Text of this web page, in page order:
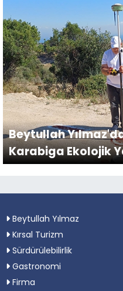
Beytullah
Karabiga Ekolojik
Geleceğe Yatırım
Beytullah Yılmaz
Kırsal Turizm
Sürdürülebilirlik
Gastronomi
Firma